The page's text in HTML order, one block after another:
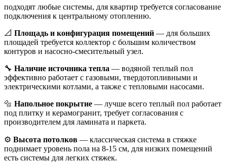
подходят любые системы, для квартир требуется согласование
подключения к центральному отоплению.
📐 Площадь и конфигурация помещений — для больших
площадей требуется коллектор с большим количеством
контуров и насосно-смесительный узел.
🔧 Наличие источника тепла — водяной теплый пол
эффективно работает с газовыми, твердотопливными и
электрическими котлами, а также с тепловыми насосами.
🔩 Напольное покрытие — лучше всего теплый пол работает
под плитку и керамогранит, требует согласования с
производителем для ламината и паркета.
⚙️ Высота потолков — классическая система в стяжке
поднимает уровень пола на 8-15 см, для низких помещений
есть системы для легких стяжек.